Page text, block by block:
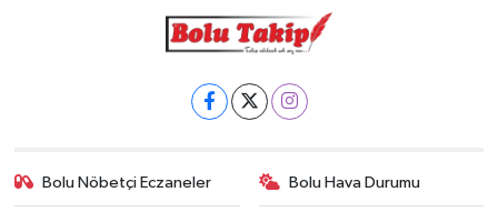
Bolu Nöbetçi Eczaneler Bolu Hava Durumu